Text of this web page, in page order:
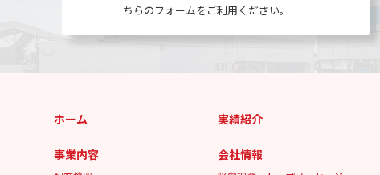
ちらのフォームをご利用ください。
ホーム
事業内容
実績紹介
会社情報